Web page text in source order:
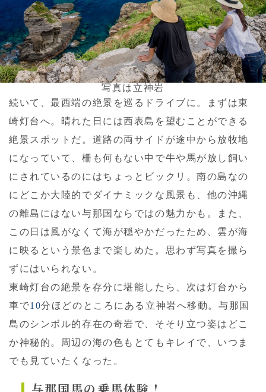
写真は立神岩
続いて、最西端の絶景を巡るドライブに。まずは東
崎灯台へ。晴れた日には西表島を望むことができる
絶景スポットだ。道路の両サイドが途中から放牧地
になっていて、柵も何もない中で牛や馬が放し飼い
にされているのにはちょっとビックリ。南の島なの
にどこか大陸的でダイナミックな風景も、他の沖縄
の離島にはない与那国ならではの魅力かも。また、
この日は風がなくて海が穏やかだったため、雲が海
に映るという景色まで楽しめた。思わず写真を撮ら
ずにはいられない。
東崎灯台の絶景を存分に堪能したら、次は灯台から
車で1 0分ほどのところにある立神岩へ移動。与那国
島のシンボル的存在の奇岩で、そそり立つ姿はどこ
か神秘的。周辺の海の色もとてもキレイで、いつま
でも見ていたくなった。